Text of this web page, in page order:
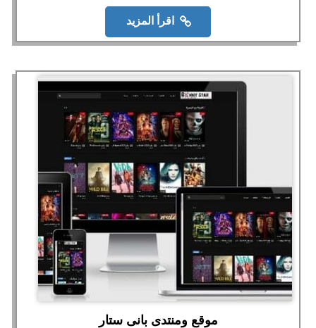
اقرأ المزيد
موقع ومنتدى بانى ستار